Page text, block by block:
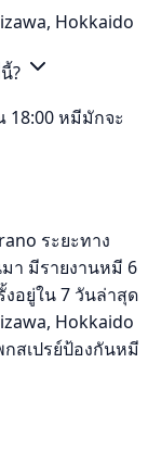
Hokkaido
?
18:00 หมีมักจะ
ระยะทาง
า มีรายงานหมี 6
งอยู่ใน 7 วันล่าสุด
Hokkaido
สเปรย์ป้องกันหมี